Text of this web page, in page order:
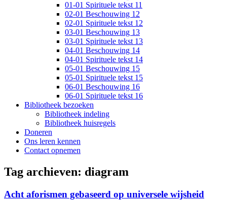
01-01 Spirituele tekst 11
02-01 Beschouwing 12
02-01 Spirituele tekst 12
03-01 Beschouwing 13
03-01 Spirituele tekst 13
04-01 Beschouwing 14
04-01 Spirituele tekst 14
05-01 Beschouwing 15
05-01 Spirituele tekst 15
06-01 Beschouwing 16
06-01 Spirituele tekst 16
Bibliotheek bezoeken
Bibliotheek indeling
Bibliotheek huisregels
Doneren
Ons leren kennen
Contact opnemen
Tag archieven: diagram
Acht aforismen gebaseerd op universele wijsheid